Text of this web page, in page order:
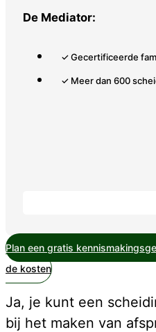
De Mediator:
✓ Gecertificeerde
✓ Meer dan 600
Plan een gratis
de kosten
Ja, je kunt een
bij het maken van